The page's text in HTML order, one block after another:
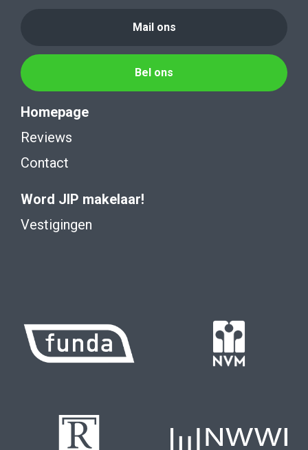
Mail ons
Bel ons
Homepage
Reviews
Contact
Word JIP makelaar!
Vestigingen